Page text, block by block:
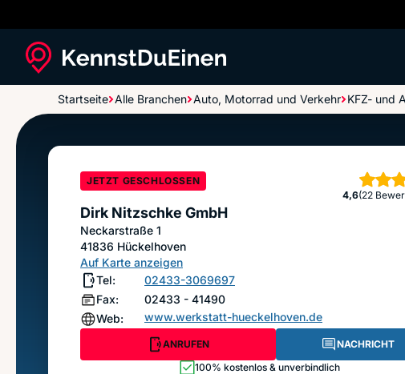
Startseite Alle Branchen Auto, Motorrad und Verkehr KFZ- und
Dirk Nitzschke GmbH
JETZT GESCHLOSSEN
4,6
Sterne
(22
Dirk Nitzschke GmbH
Neckarstraße 1
41836 Hückelhoven
Auf Karte anzeigen
Tel:
02433-3069697
Fax:
02433 - 41490
Web:
www.werkstatt-hueckelhoven.de
ANRUFEN
NACHRICHT
100% kostenlos & unverbindlich